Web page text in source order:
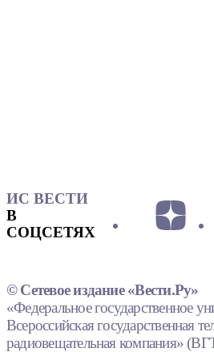
ИС ВЕСТИ
В
СОЦСЕТЯХ
© Сетевое издание «Вести.Ру»
«Федеральное государственное
Всероссийская государственная
радиовещательная компания»